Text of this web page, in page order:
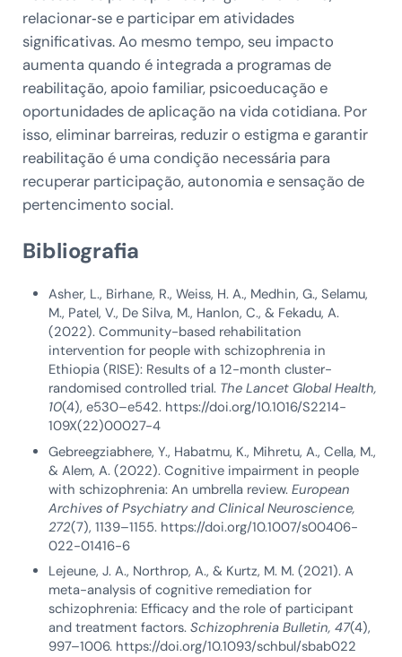
relacionar‑se e participar em atividades
significativas. Ao mesmo tempo, seu impacto
aumenta quando é integrada a programas de
reabilitação, apoio familiar, psicoeducação e
oportunidades de aplicação na vida cotidiana. Por
isso, eliminar barreiras, reduzir o estigma e garantir
reabilitação é uma condição necessária para
recuperar participação, autonomia e sensação de
pertencimento social.
Bibliografia
Asher, L., Birhane, R., Weiss, H. A., Medhin, G., Selamu,
M., Patel, V., De Silva, M., Hanlon, C., & Fekadu, A.
(2022). Community-based rehabilitation
intervention for people with schizophrenia in
Ethiopia (RISE): Results of a 12-month cluster-
randomised controlled trial. The Lancet Global Health,
10(4), e530–e542. https://doi.org/10.1016/S2214-
109X(22)00027-4
Gebreegziabhere, Y., Habatmu, K., Mihretu, A., Cella, M.,
& Alem, A. (2022). Cognitive impairment in people
with schizophrenia: An umbrella review.European
Archives of Psychiatry and Clinical Neuroscience,
272(7), 1139–1155. https://doi.org/10.1007/s00406-
022-01416-6
Lejeune, J. A., Northrop, A., & Kurtz, M. M. (2021). A
meta-analysis of cognitive remediation for
schizophrenia: Efficacy and the role of participant
and treatment factors.Schizophrenia Bulletin, 47(4),
997–1006. https://doi.org/10.1093/schbul/sbab022